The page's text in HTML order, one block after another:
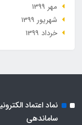
مهر 1399
شهریور 1399
خرداد 1399
نماد اعتماد
ساماندهی